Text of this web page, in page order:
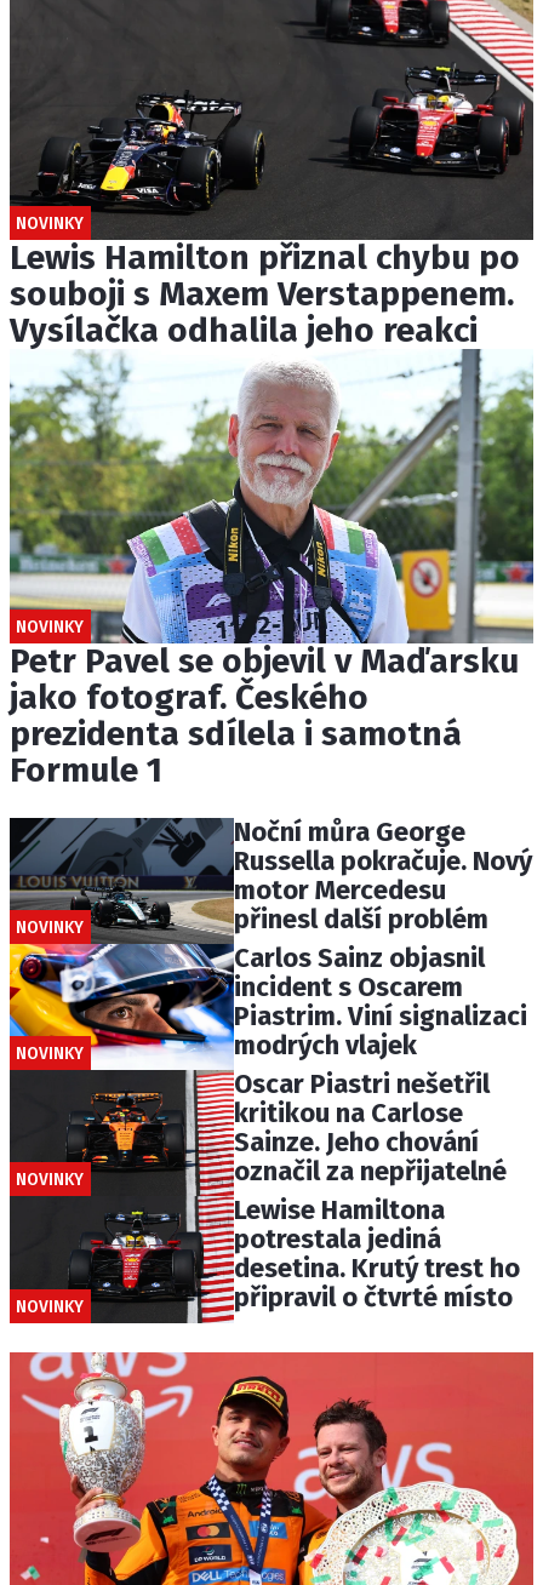
NOVINKY
Lewis Hamilton přiznal chybu po
souboji s Maxem Verstappenem.
Vysílačka odhalila jeho reakci
NOVINKY
Petr Pavel se objevil v Maďarsku
jako fotograf. Českého
prezidenta sdílela i samotná
Formule 1
NOVINKY
Noční můra George
Russella pokračuje. Nový
motor Mercedesu
přinesl další problém
NOVINKY
Carlos Sainz objasnil
incident s Oscarem
Piastrim. Viní signalizaci
modrých vlajek
NOVINKY
Oscar Piastri nešetřil
kritikou na Carlose
Sainze. Jeho chování
označil za nepřijatelné
NOVINKY
Lewise Hamiltona
potrestala jediná
desetina. Krutý trest ho
připravil o čtvrté místo